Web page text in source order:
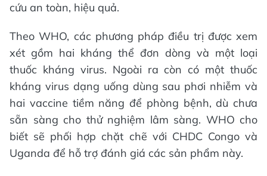
cứu an toàn, hiệu quả.
Theo WHO, các phương pháp điều trị được xem
xét gồm hai kháng thể đơn dòng và một loại
thuốc kháng virus. Ngoài ra còn có một thuốc
kháng virus dạng uống dùng sau phơi nhiễm và
hai vaccine tiềm năng để phòng bệnh, dù chưa
sẵn sàng cho thử nghiệm lâm sàng. WHO cho
biết sẽ phối hợp chặt chẽ với CHDC Congo và
Uganda để hỗ trợ đánh giá các sản phẩm này.